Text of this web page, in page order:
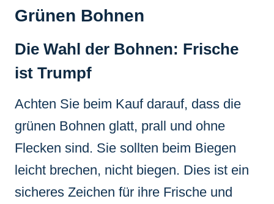
Grünen Bohnen
Die Wahl der Bohnen: Frische
ist Trumpf
Achten Sie beim Kauf darauf, dass die
grünen Bohnen glatt, prall und ohne
Flecken sind. Sie sollten beim Biegen
leicht brechen, nicht biegen. Dies ist ein
sicheres Zeichen für ihre Frische und